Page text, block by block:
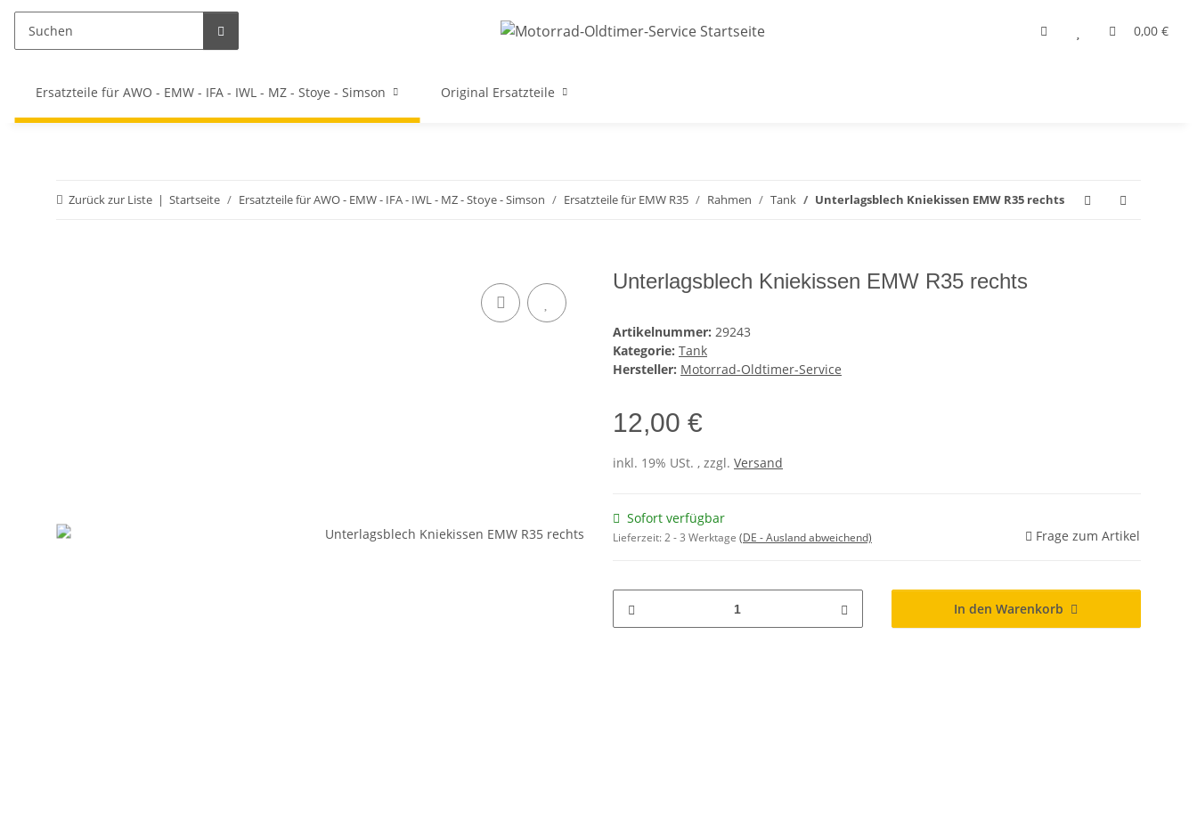
0,00 €
Ersatzteile für AWO - EMW - IFA - IWL - MZ - Stoye - Simson Original Ersatzteile
Zurück zur Liste Startseite Ersatzteile für AWO - EMW - IFA - IWL - MZ - Stoye - Simson Ersatzteile für EMW R35 Rahmen Tank Unterlagsblech Kniekissen EMW R35 rechts
Unterlagsblech Kniekissen EMW R35 rechts
Artikelnummer: 29243
Kategorie: Tank
Hersteller: Motorrad-Oldtimer-Service
12,00 €
inkl. 19% USt. , zzgl. Versand
Sofort verfügbar
Lieferzeit:2 - 3 Werktage (DE - Ausland abweichend) Frage zum Artikel
In den Warenkorb